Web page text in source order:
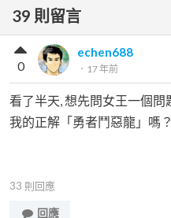
39 則留言
echen688
． 17 年前
0
看了半天, 想先問女王一個
我的正解「勇者鬥惡龍」嗎
33 則回應
回應